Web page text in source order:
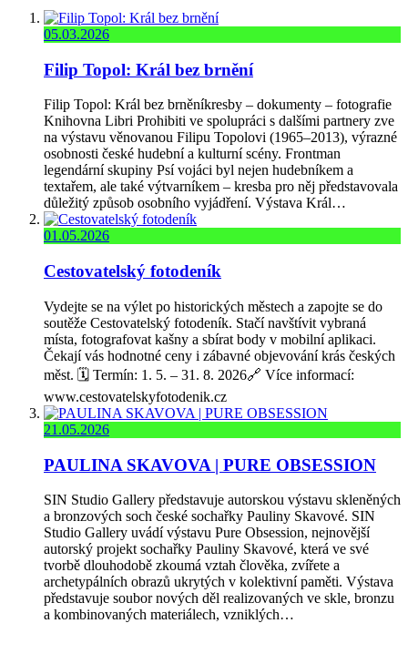
05.03.2026
Filip Topol: Král bez brnění
Filip Topol: Král bez brněníkresby – dokumenty – fotografie
Knihovna Libri Prohibiti ve spolupráci s dalšími partnery zve
na výstavu věnovanou Filipu Topolovi (1965–2013), výrazné
osobnosti české hudební a kulturní scény. Frontman
legendární skupiny Psí vojáci byl nejen hudebníkem a
textařem, ale také výtvarníkem – kresba pro něj představovala
důležitý způsob osobního vyjádření. Výstava Král…
01.05.2026
Cestovatelský fotodeník
Vydejte se na výlet po historických městech a zapojte se do
soutěže Cestovatelský fotodeník. Stačí navštívit vybraná
místa, fotografovat kašny a sbírat body v mobilní aplikaci.
Čekají vás hodnotné ceny i zábavné objevování krás českých
měst. 🗓️ Termín: 1. 5. – 31. 8. 2026🔗 Více informací:
www.cestovatelskyfotodenik.cz
21.05.2026
PAULINA SKAVOVA | PURE OBSESSION
SIN Studio Gallery představuje autorskou výstavu skleněných
a bronzových soch české sochařky Pauliny Skavové. SIN
Studio Gallery uvádí výstavu Pure Obsession, nejnovější
autorský projekt sochařky Pauliny Skavové, která ve své
tvorbě dlouhodobě zkoumá vztah člověka, zvířete a
archetypálních obrazů ukrytých v kolektivní paměti. Výstava
představuje soubor nových děl realizovaných ve skle, bronzu
a kombinovaných materiálech, vzniklých…